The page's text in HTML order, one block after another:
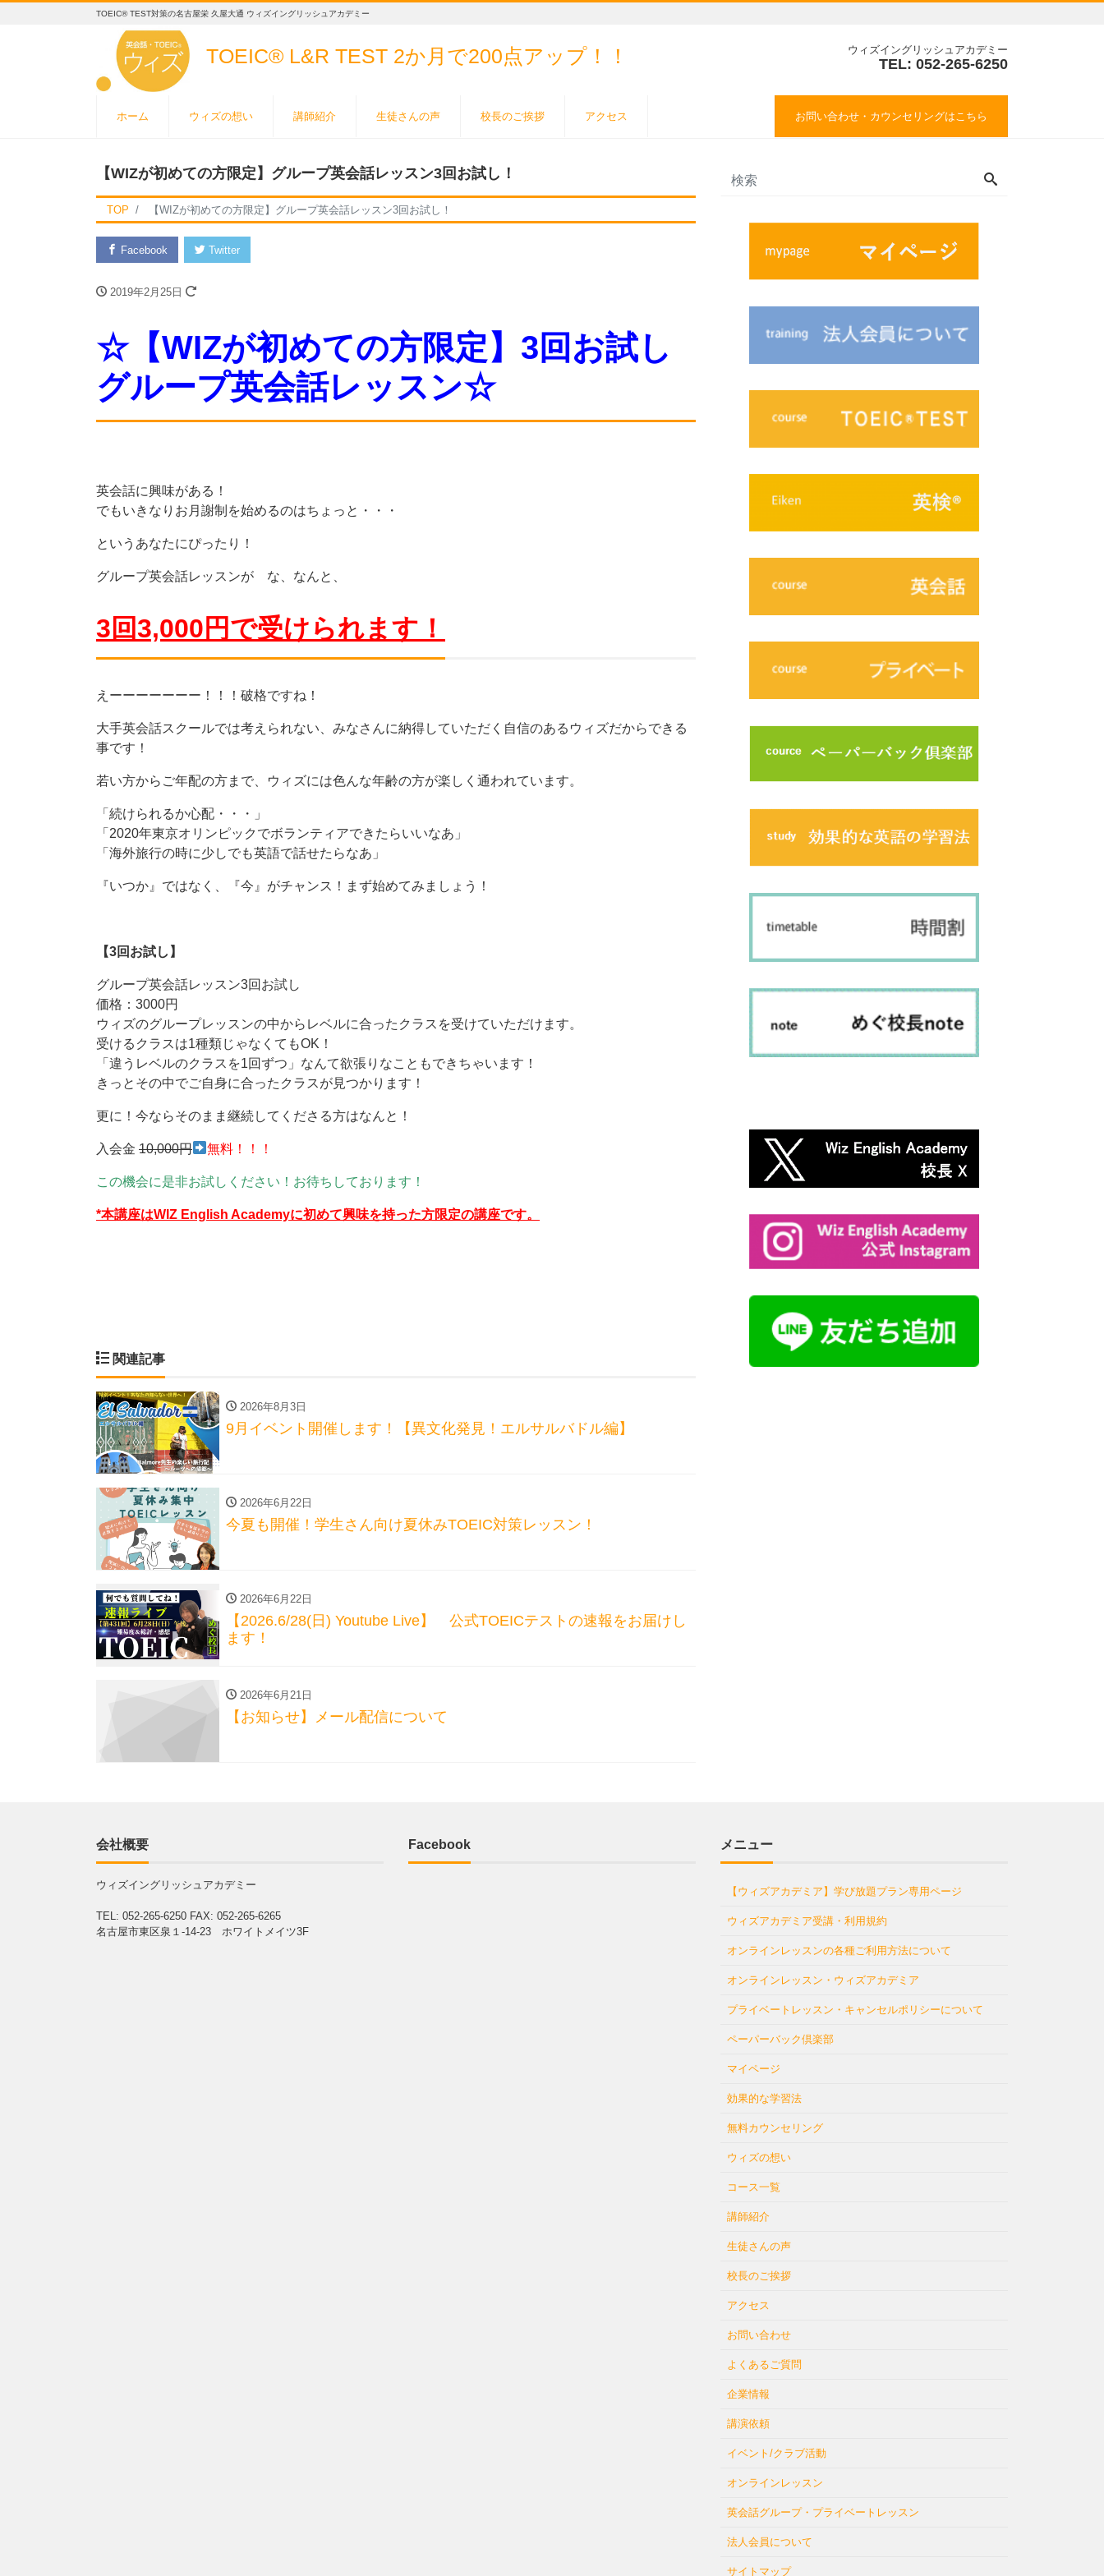
TOEIC® TEST対策の名古屋栄 久屋大通 ウィズイングリッシュアカデミー
TOEIC® L&R TEST 2か月で200点アップ！！ ウィズイングリッシュアカデミー
TEL: 052-265-6250
ホーム ウィズの想い 講師紹介 生徒さんの声 校長のご挨拶 アクセス お問い合わせ・カウンセリングはこちら
【WIZが初めての方限定】グループ英会話レッスン3回お試し！
TOP 【WIZが初めての方限定】グループ英会話レッスン3回お試し！
Facebook Twitter
2019年2月25日
☆【WIZが初めての方限定】3回お試し
グループ英会話レッスン☆
英会話に興味がある！
でもいきなりお月謝制を始めるのはちょっと・・・
というあなたにぴったり！
グループ英会話レッスンが な、なんと、
3回3,000円で受けられます！
えーーーーーーー！！！破格ですね！
大手英会話スクールでは考えられない、みなさんに納得していただく自信のあるウィズだからできる
事です！
若い方からご年配の方まで、ウィズには色んな年齢の方が楽しく通われています。
「続けられるか心配・・・」
「2020年東京オリンピックでボランティアできたらいいなあ」
「海外旅行の時に少しでも英語で話せたらなあ」
『いつか』ではなく、『今』がチャンス！まず始めてみましょう！
【3回お試し】
グループ英会話レッスン3回お試し
価格：3000円
ウィズのグループレッスンの中からレベルに合ったクラスを受けていただけます。
受けるクラスは1種類じゃなくてもOK！
「違うレベルのクラスを1回ずつ」なんて欲張りなこともできちゃいます！
きっとその中でご自身に合ったクラスが見つかります！
更に！今ならそのまま継続してくださる方はなんと！
入会金 10,000円 無料！！！
この機会に是非お試しください！お待ちしております！
*本講座はWIZ English Academyに初めて興味を持った方限定の講座です。
関連記事
2026年8月3日
9月イベント開催します！【異文化発見！エルサルバドル編】
2026年6月22日
今夏も開催！学生さん向け夏休みTOEIC対策レッスン！
2026年6月22日
【2026.6/28(日) Youtube Live】 公式TOEICテストの速報をお届けし
ます！
2026年6月21日
【お知らせ】メール配信について
会社概要
ウィズイングリッシュアカデミー
TEL: 052-265-6250 FAX: 052-265-6265
名古屋市東区泉１-14-23 ホワイトメイツ3F
Facebook メニュー
【ウィズアカデミア】学び放題プラン専用ページ
ウィズアカデミア受講・利用規約
オンラインレッスンの各種ご利用方法について
オンラインレッスン・ウィズアカデミア
プライベートレッスン・キャンセルポリシーについて
ペーパーバック倶楽部
マイページ
効果的な学習法
無料カウンセリング
ウィズの想い
コース一覧
講師紹介
生徒さんの声
校長のご挨拶
アクセス
お問い合わせ
よくあるご質問
企業情報
講演依頼
イベント/クラブ活動
オンラインレッスン
英会話グループ・プライベートレッスン
法人会員について
サイトマップ